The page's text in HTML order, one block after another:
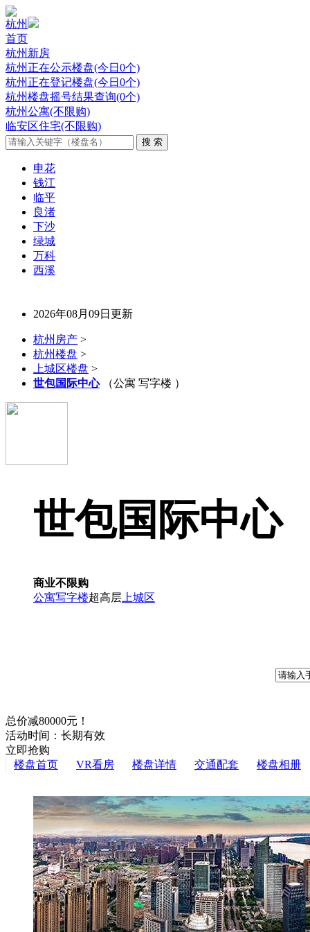
杭州
首页
杭州新房
杭州正在公示楼盘(今日0个)
杭州正在登记楼盘(今日0个)
杭州楼盘摇号结果查询(0个)
杭州公寓(不限购)
临安区住宅(不限购)
申花
钱江
临平
良渚
下沙
绿城
万科
西溪
2026年08月09日更新
杭州房产 >
杭州楼盘 >
上城区楼盘 >
世包国际中心（公寓 写字楼 ）
世包国际中心
商业不限购
公寓写字楼超高层 上城区
总价减80000元！
活动时间：长期有效
立即抢购
楼盘首页
VR看房 楼盘详情 交通配套 楼盘相册